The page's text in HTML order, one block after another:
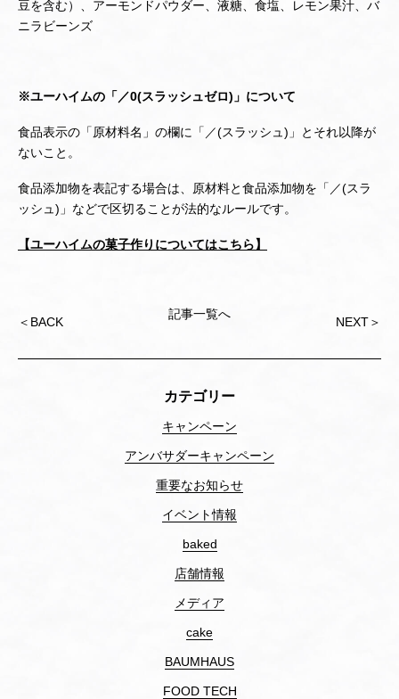
豆を含む）、アーモンドパウダー、液糖、食塩、レモン果汁、バ
ニラビーンズ
※ユーハイムの「／0(スラッシュゼロ)」について
食品表示の「原材料名」の欄に「／(スラッシュ)」とそれ以降が
ないこと。
食品添加物を表記する場合は、原材料と食品添加物を「／(スラ
ッシュ)」などで区切ることが法的なルールです。
【ユーハイムの菓子作りについてはこちら】
記事一覧へ
Post
＜ BACK NEXT＞
カテゴリー
キャンペーン
アンバサダーキャンペーン
重要なお知らせ
イベント情報
baked
店舗情報
メディア
cake
BAUMHAUS
FOOD TECH